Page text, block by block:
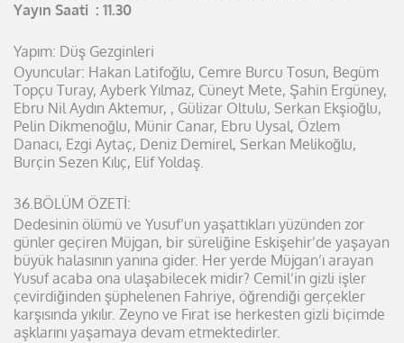
Yayın Saati : 11.30
Yapım: Düş Gezginleri
Oyuncular: Hakan Latifoğlu, Cemre Burcu Tosun, Begüm
Topçu Turay, Ayberk Yılmaz, Cüneyt Mete, Şahin Ergüney,
Ebru Nil Aydın Aktemur, , Gülizar Oltulu, Serkan Ekşioğlu,
Pelin Dikmenoğlu, Münir Canar, Ebru Uysal, Özlem
Danacı, Ezgi Aytaç, Deniz Demirel, Serkan Melikoğlu,
Burçin Sezen Kılıç, Elif Yoldaş.
36.BÖLÜM ÖZETİ:
Dedesinin ölümü ve Yusuf’un yaşattıkları yüzünden zor
günler geçiren Müjgan, bir süreliğine Eskişehir’de yaşayan
büyük halasının yanına gider. Her yerde Müjgan’ı arayan
Yusuf acaba ona ulaşabilecek midir? Cemil’in gizli işler
çevirdiğinden şüphelenen Fahriye, öğrendiği gerçekler
karşısında yıkılır. Zeyno ve Fırat ise herkesten gizli biçimde
aşklarını yaşamaya devam etmektedirler.